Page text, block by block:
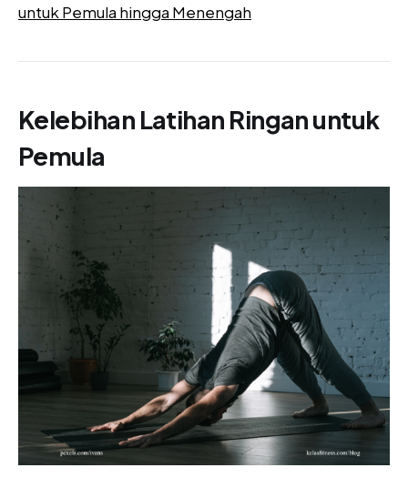
untuk Pemula hingga Menengah
Kelebihan Latihan Ringan untuk
Pemula